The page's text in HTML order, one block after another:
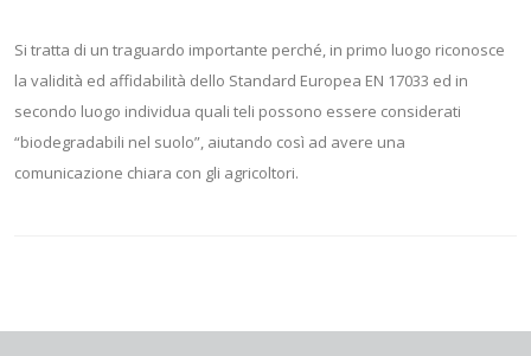
Si tratta di un traguardo importante perché, in primo luogo riconosce
la validità ed affidabilità dello Standard Europea EN 17033 ed in
secondo luogo individua quali teli possono essere considerati
“biodegradabili nel suolo”, aiutando così ad avere una
comunicazione chiara con gli agricoltori.